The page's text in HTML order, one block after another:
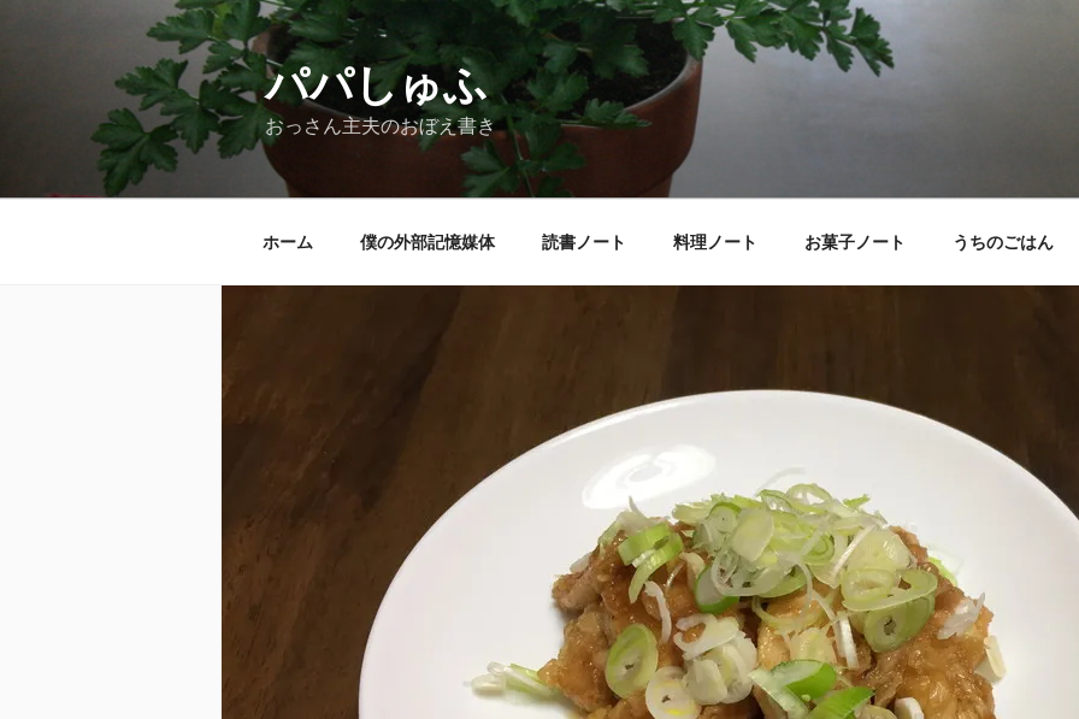
パパしゅふ
おっさん主夫のおぼえ書き
ホーム 僕の外部記憶媒体 読書ノート 料理ノート お菓子ノート うちのごはん